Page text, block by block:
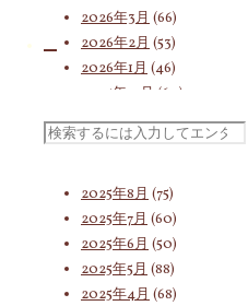
検
2026年3月 (66)
2026年2月 (53)
2026年1月 (46)
2025年12月 (60)
2025年11月(55)
2025年10月(66)
2025年8月 (75)
2025年7月 (60)
2025年6月 (50)
2025年5月 (88)
2025年4月 (68)